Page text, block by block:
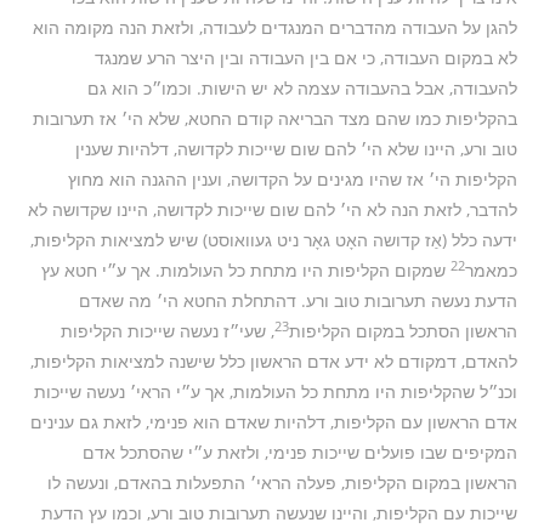
להגן על העבודה מהדברים המנגדים לעבודה, ולזאת הנה מקומה הוא
לא במקום העבודה, כי אם בין העבודה ובין היצר הרע שמנגד
להעבודה, אבל בהעבודה עצמה לא יש הישות. וכמו״כ הוא גם
בהקליפות כמו שהם מצד הבריאה קודם החטא, שלא הי׳ אז תערובות
טוב ורע, היינו שלא הי׳ להם שום שייכות לקדושה, דלהיות שענין
הקליפות הי׳ אז שהיו מגינים על הקדושה, וענין ההגנה הוא מחוץ
להדבר, לזאת הנה לא הי׳ להם שום שייכות לקדושה, היינו שקדושה לא
ידעה כלל (אַז קדושה האָט גאָר ניט געוואוסט) שיש למציאות הקליפות,
כמאמר22 שמקום הקליפות היו מתחת כל העולמות. אך ע״י חטא עץ
הדעת נעשה תערובות טוב ורע. דהתחלת החטא הי׳ מה שאדם
הראשון הסתכל במקום הקליפות23, שעי״ז נעשה שייכות הקליפות
להאדם, דמקודם לא ידע אדם הראשון כלל שישנה למציאות הקליפות,
וכנ״ל שהקליפות היו מתחת כל העולמות, אך ע״י הראי׳ נעשה שייכות
אדם הראשון עם הקליפות, דלהיות שאדם הוא פנימי, לזאת גם ענינים
המקיפים שבו פועלים שייכות פנימי, ולזאת ע״י שהסתכל אדם
הראשון במקום הקליפות, פעלה הראי׳ התפעלות בהאדם, ונעשה לו
שייכות עם הקליפות, והיינו שנעשה תערובות טוב ורע, וכמו עץ הדעת